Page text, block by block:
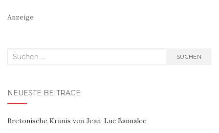
Anzeige
Suchen
SUCHEN
NEUESTE BEITRÄGE
Bretonische Krimis von Jean-Luc Bannalec